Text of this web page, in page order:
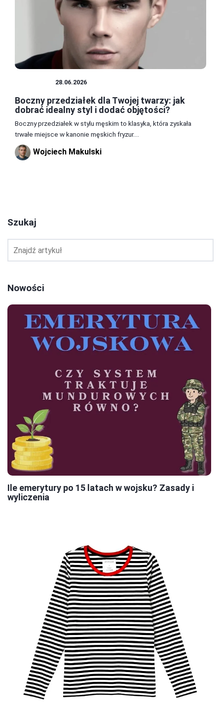
28.06.2026
Boczny przedziałek dla Twojej twarzy: jak
dobrać idealny styl i dodać objętości?
Boczny przedziałek w stylu męskim to klasyka, która zyskała
trwałe miejsce w kanonie męskich fryzur....
Wojciech Makulski
Szukaj
Nowości
Ile emerytury po 15 latach w wojsku? Zasady i
wyliczenia